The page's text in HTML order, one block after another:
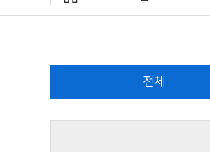
취업상담
프로그램
채용공고
취업정보
ST커리어멘토링
취업진로본부
전체